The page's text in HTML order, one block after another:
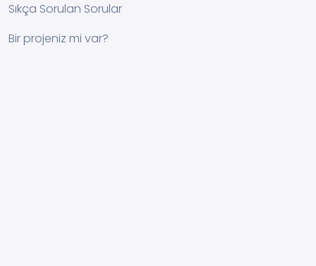
Sıkça Sorulan Sorular
Bir projeniz mi var?